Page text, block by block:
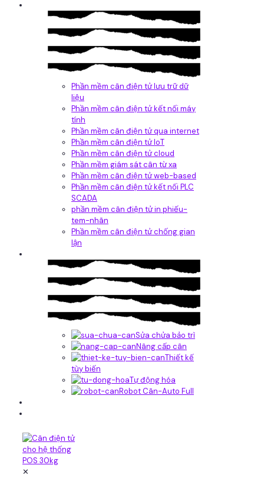
Phần mềm cân điện tử lưu trữ dữ
liệu
Phần mềm cân điện tử kết nối máy
tính
Phần mềm cân điện tử qua internet
Phần mềm cân điện tử IoT
Phần mềm cân điện tử cloud
Phần mềm giám sát cân từ xa
Phần mềm cân điện tử web-based
Phần mềm cân điện tử kết nối PLC
SCADA
phần mềm cân điện tử in phiếu-
tem-nhãn
Phần mềm cân điện tử chống gian
lận
Sửa chửa bảo trì
Nâng cấp cân
Thiết kế
tùy biến
Tự động hóa
Robot Cân-Auto Full
✕